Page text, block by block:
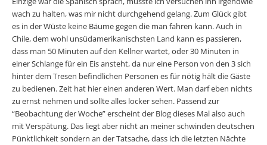
wach zu halten, was mir nicht durchgehend gelang. Zum Glück gibt
es in der Wüste keine Bäume gegen die man fahren kann. Auch in
Chile, dem wohl unsüdamerikanischsten Land kann es passieren,
dass man 50 Minuten auf den Kellner wartet, oder 30 Minuten in
einer Schlange für ein Eis ansteht, da nur eine Person von den 3 sich
hinter dem Tresen befindlichen Personen es für nötig hält die Gäste
zu bedienen. Zeit hat hier einen anderen Wert. Man darf eben nichts
zu ernst nehmen und sollte alles locker sehen. Passend zur
“Beobachtung der Woche” erscheint der Blog dieses Mal also auch
mit Verspätung. Das liegt aber nicht an meiner schwinden deutschen
Pünktlichkeit sondern an der Tatsache, dass ich die letzten Nächte